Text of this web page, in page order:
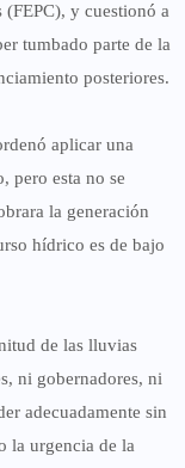
y cuestionó a
tumbado parte de la
posteriores.
aplicar una
pero esta no se
la generación
hídrico es de bajo
de las lluvias
ni gobernadores, ni
adecuadamente sin
la urgencia de la